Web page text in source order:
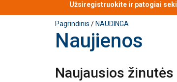
Užsiregistruokite ir patogiai
Pagrindinis / NAUDINGA
Naujienos
Naujausios žinutės